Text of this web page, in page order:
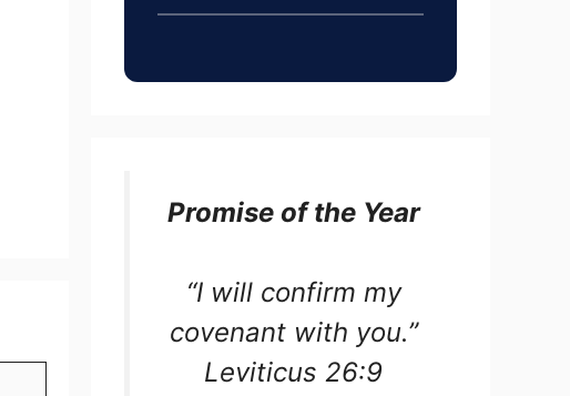
Promise of the Year
“I will confirm my
covenant with you.”
Leviticus 26:9